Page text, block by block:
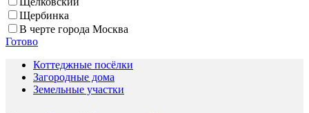
Щербинка
В черте города Москва
Готово
Коттеджные посёлки
Загородные дома
Земельные участки